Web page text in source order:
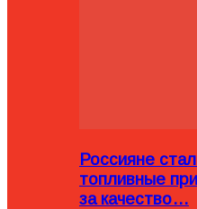
Россияне
топливные
за качество…